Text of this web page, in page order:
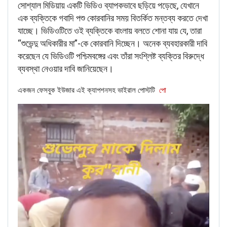
‘Publicity Stunt’..
‘Zaira Wasim’s Quote : I Quit
Because “My Relationship With My
Religion Was Threatened..”..
To Do Stone Pelting In Kashmir, But Now
She Is Back With Fullflage Religious Avatar..
pic.twitter.com/wPDtHLat9m
— Ashwath (@3DAshwath)September 10,
2019
RELATED POSTS
BANGLA
সোশ্যাল মিডিয়ায় একটি ভিডিও ব্যাপকভাবে ছড়িয়ে পড়েছে, যেখানে
এক ব্যক্তিকে গবাদি পশু কোরবানির সময় বিতর্কিত মন্তব্য করতে দেখা
যাচ্ছে। ভিডিওটিতে ওই ব্যক্তিকে বাংলায় বলতে শোনা যায় যে, তারা
“শুভেন্দু অধিকারীর মা”-কে কোরবানি দিচ্ছেন। অনেক ব্যবহারকারী দাবি
করেছেন যে ভিডিওটি পশ্চিমবঙ্গের এবং তাঁরা সংশ্লিষ্ট ব্যক্তির বিরুদ্ধে
ব্যবস্থা নেওয়ার দাবি জানিয়েছেন।
একজন ফেসবুক ইউজার এই ক্যাপশনসহ ভাইরাল পোস্টটি পো